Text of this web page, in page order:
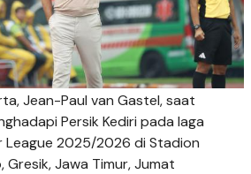
Jean-Paul van Gastel, saat
Persik Kediri pada laga
League 2025/2026 di Stadion
Gresik, Jawa Timur, Jumat